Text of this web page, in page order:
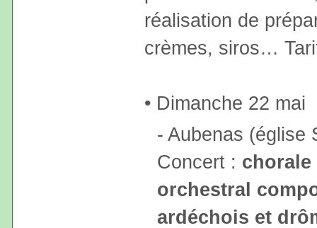
réalisation de
crèmes, siros…
• Dimanche 22 mai
- Aubenas (église
Concert :
orchestral
ardéchois et